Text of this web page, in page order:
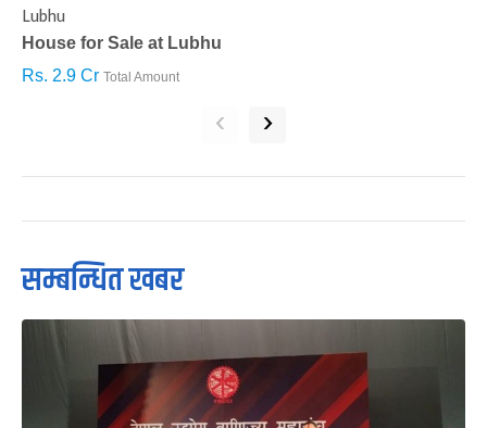
Lubhu
House for Sale at Lubhu
Rs. 2.9 Cr Total Amount
‹ ›
सम्बन्धित खबर